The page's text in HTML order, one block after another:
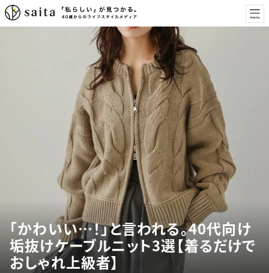
「かわいい…！」と言われる。40代向け
垢抜けケーブルニット3選【着るだけで
おしゃれ上級者】